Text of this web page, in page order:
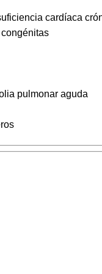
cardíaca
pulmonar aguda